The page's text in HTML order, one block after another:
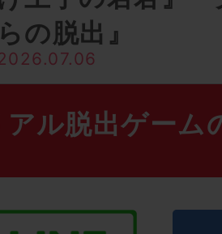
らの脱出』
アル脱出ゲーム